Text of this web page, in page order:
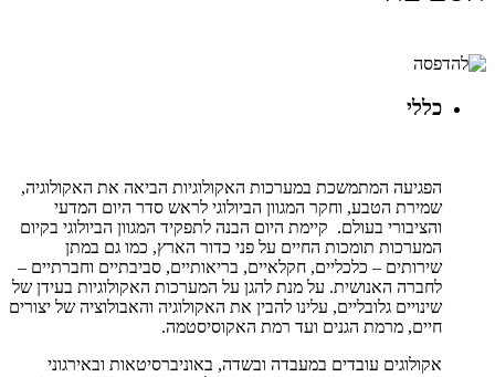
כללי
הפגיעה המתמשכת במערכות האקולוגיות הביאה את האקולוגיה,
שמירת הטבע, וחקר המגוון הביולוגי לראש סדר היום המדעי
והציבורי בעולם. קיימת היום הבנה לתפקיד המגוון הביולוגי בקיום
המערכות תומכות החיים על פני כדור הארץ, כמו גם במתן
שירותים – כלכליים, חקלאיים, בריאותיים, סביבתיים וחברתיים –
לחברה האנושית. על מנת להגן על המערכות האקולוגיות בעידן של
שינויים גלובליים, עלינו להבין את האקולוגיה והאבולוציה של יצורים
חיים, מרמת הגנים ועד רמת האקוסיסטמה.
אקולוגים עובדים במעבדה ובשדה, באוניברסיטאות ובאירגוני